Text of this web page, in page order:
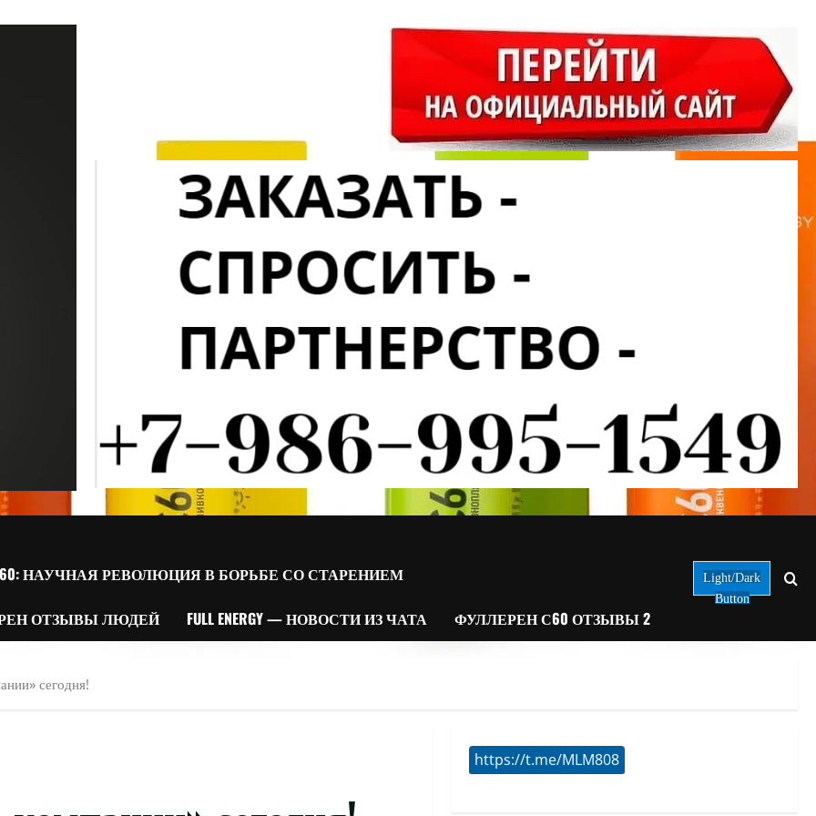
НАУЧНАЯ РЕВОЛЮЦИЯ В БОРЬБЕ СО СТАРЕНИЕМ
ОТЗЫВЫ ЛЮДЕЙ FULL ENERGY — НОВОСТИ ИЗ ЧАТА ФУЛЛЕРЕН С60 ОТЗЫВЫ 2
Light/Dark
Button
сегодня!
https://t.me/MLM808